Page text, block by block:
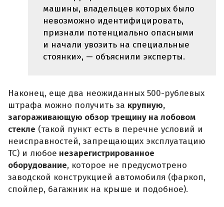
машины, владельцев которых было
невозможно идентифицировать,
признали потенциально опасными
и начали увозить на специальные
стоянки», — объяснили эксперты.
Наконец, еще два неожиданных 500-рублевых
штрафа можно получить за крупную,
загораживающую обзор трещину на лобовом
стекле (такой пункт есть в перечне условий и
неисправностей, запрещающих эксплуатацию
ТС) и любое незарегистрированное
оборудование, которое не предусмотрено
заводской конструкцией автомобиля (фаркоп,
спойлер, багажник на крыше и подобное).